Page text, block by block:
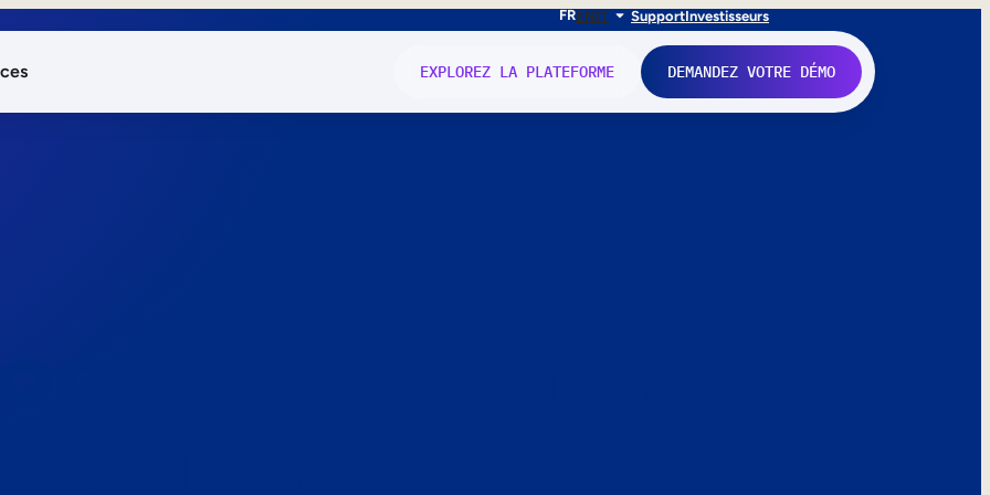
FRENIT SupportInvestisseurs
EXPLOREZ LA PLATEFORME DEMANDEZ VOTRE DÉMO